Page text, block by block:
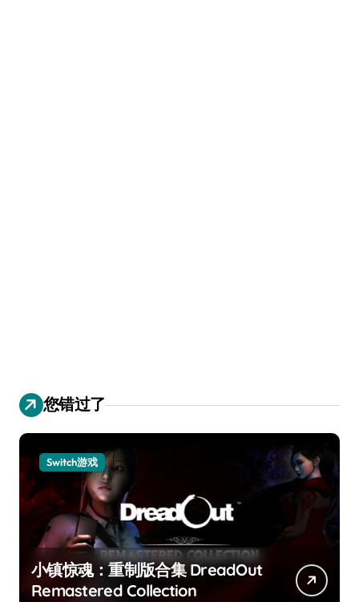
您错过了
Switch游戏
小镇惊魂：重制版合集 DreadOut
Remastered Collection